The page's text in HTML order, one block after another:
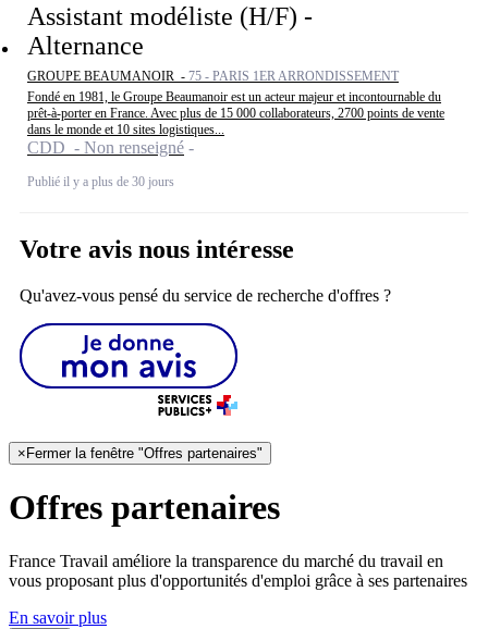
Assistant modéliste (H/F) -
Alternance
GROUPE BEAUMANOIR - 75 - PARIS 1ER ARRONDISSEMENT
Fondé en 1981, le Groupe Beaumanoir est un acteur majeur et incontournable du
prêt-à-porter en France. Avec plus de 15 000 collaborateurs, 2700 points de vente
dans le monde et 10 sites logistiques...
CDD - Non renseigné
Publié il y a plus de 30 jours
Votre avis nous intéresse
Qu'avez-vous pensé du service de recherche d'offres ?
×Fermer la fenêtre "Offres partenaires"
Offres partenaires
France Travail améliore la transparence du marché du travail en
vous proposant plus d'opportunités d'emploi grâce à ses partenaires
En savoir plus